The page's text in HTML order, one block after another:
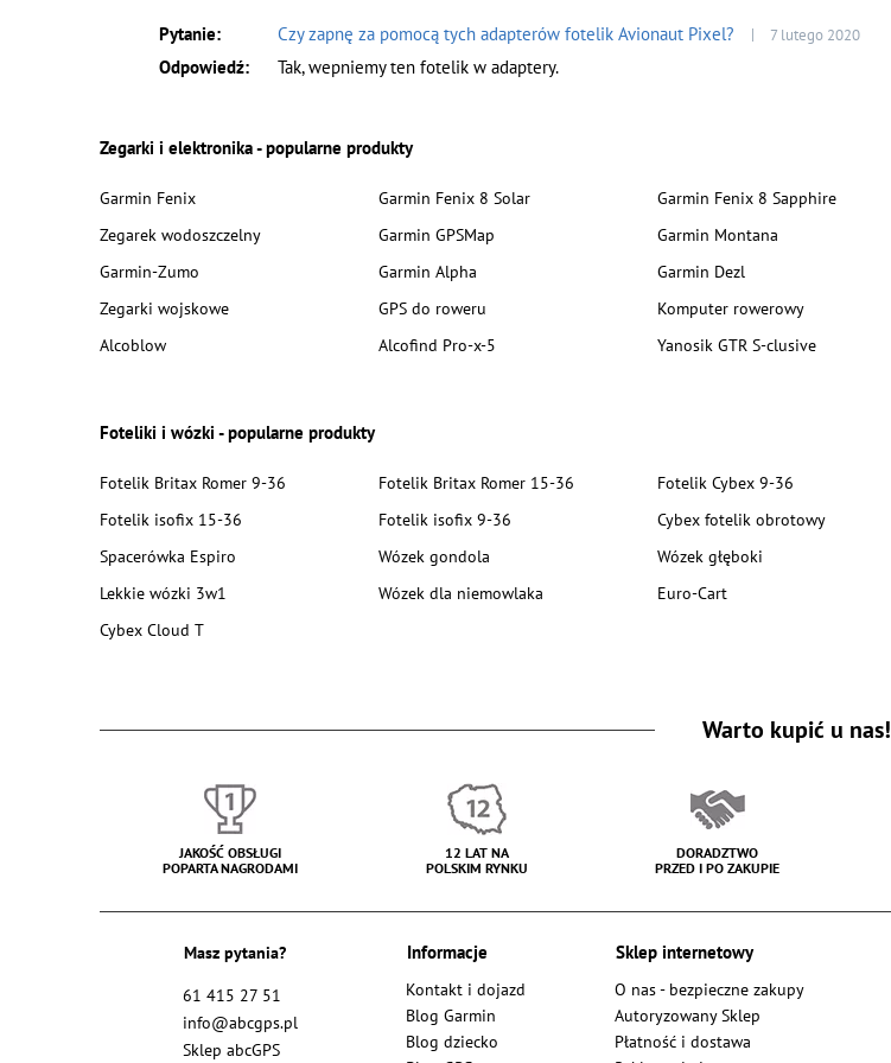
Czy zapnę za pomocą tych adapterów fotelik Avionaut Pixel? 7 lutego 2020
Tak, wepniemy ten fotelik w adaptery.
Zegarki i elektronika - popularne produkty
Garmin Fenix Garmin Fenix 8 Solar Garmin Fenix 8 Sapphire
Zegarek wodoszczelny
Garmin GPSMap Garmin Montana
Garmin-Zumo
Garmin Alpha Garmin Dezl
Zegarki wojskowe
GPS do roweru Komputer rowerowy
Alcoblow
Alcofind Pro-x-5 Yanosik GTR S-clusive
Foteliki i wózki - popularne produkty
Fotelik Britax Romer 9-36 Fotelik Britax Romer 15-36 Fotelik Cybex 9-36
Fotelik isofix 15-36
Fotelik isofix 9-36 Cybex fotelik obrotowy
Spacerówka Espiro
Wózek gondola Wózek głęboki
Lekkie wózki 3w1
Wózek dla niemowlaka Euro-Cart
Cybex Cloud T
Warto kupić u nas!
JAKOŚĆ OBSŁUGI
POPARTA NAGRODAMI
12 LAT NA
POLSKIM RYNKU
DORADZTWO
PRZED I PO ZAKUPIE
Masz pytania?
61 415 27 51
info@abcgps.pl
Sklep abcGPS
Informacje
Kontakt i dojazd
Blog Garmin
Blog dziecko
Sklep internetowy
O nas - bezpieczne zakupy
Autoryzowany Sklep
Płatność i dostawa